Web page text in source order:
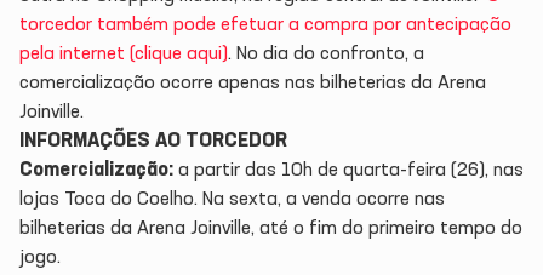
torcedor também pode efetuar a compra por antecipação
pela internet (clique aqui). No dia do confronto, a
comercialização ocorre apenas nas bilheterias da Arena
Joinville.
INFORMAÇÕES AO TORCEDOR
Comercialização: a partir das 10h de quarta-feira (26), nas
lojas Toca do Coelho. Na sexta, a venda ocorre nas
bilheterias da Arena Joinville, até o fim do primeiro tempo do
jogo.